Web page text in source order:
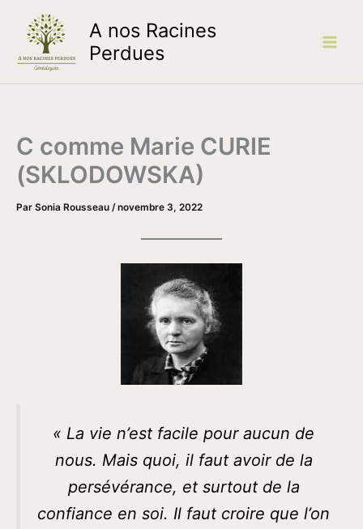
contenu
A nos Racines
Perdues
C comme Marie CURIE
(SKLODOWSKA)
Par Sonia Rousseau /novembre 3, 2022
« La vie n’est facile pour aucun de
nous. Mais quoi, il faut avoir de la
persévérance, et surtout de la
confiance en soi. Il faut croire que l’on